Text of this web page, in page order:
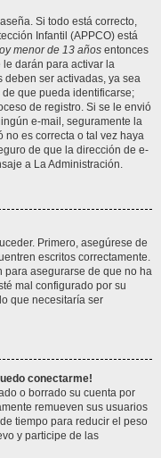
Si todo está correcto,
Infantil (APPCO) está
menor de 13 años entonces
darán para activar la
deben ser activadas, ya sea
que pueda identificarse;
de registro. Si se le envió
e-mail, seguramente la
es correcta o tal vez haya
de que la dirección de e-
a La Administración.
Primero, asegúrese de
escritos correctamente.
para asegurarse de que no ha
mal configurado por su
que necesitaría ser
conectarme!
o borrado su cuenta por
remueven sus usuarios
tiempo para reducir el peso
y participe de las